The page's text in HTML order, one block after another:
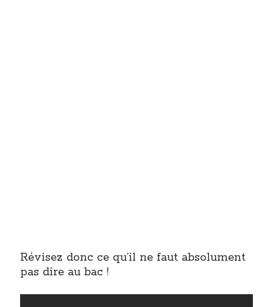
Révisez donc ce qu’il ne faut absolument
pas dire au bac !